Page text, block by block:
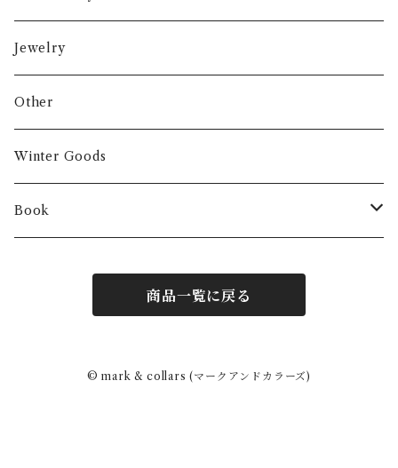
Jewelry
Other
Winter Goods
Book
商品一覧に戻る
© mark & collars (マークアンドカラーズ)